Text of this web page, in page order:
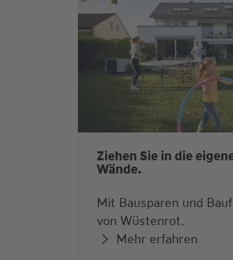
Ziehen Sie in die
Wände.
Mit Bausparen und
von Wüstenrot.
Mehr erfahren